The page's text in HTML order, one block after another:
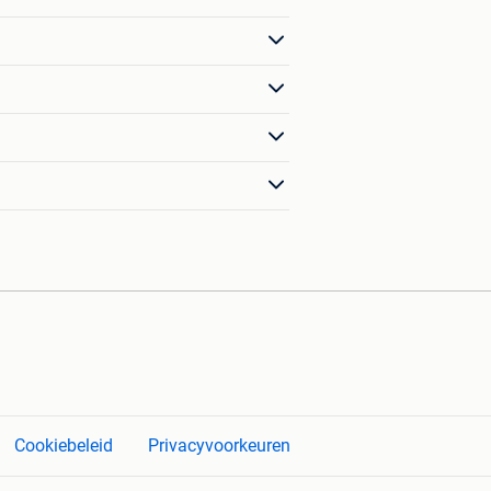
Cookiebeleid Privacyvoorkeuren